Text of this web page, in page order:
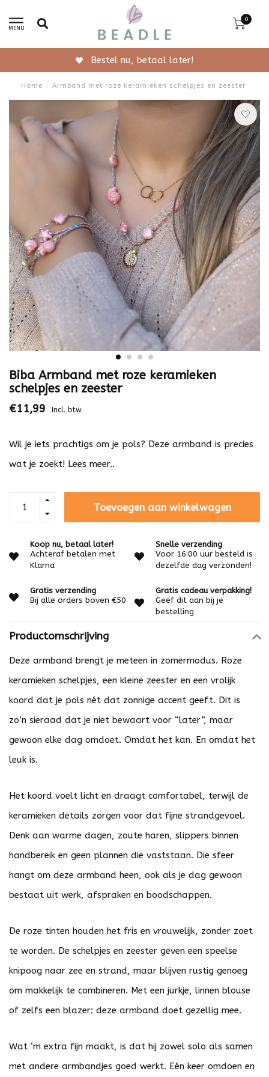
MENU
0
Gratis verzending vanaf 50,-
Home / Armband met roze keramieken schelpjes en zeester
Biba Armband met roze keramieken
schelpjes en zeester
€11,99 Incl. btw
Wil je iets prachtigs om je pols? Deze armband is precies
wat je zoekt! Lees meer..
Toevoegen aan winkelwagen
Koop nu, betaal later!
Achteraf betalen met
Klarna
Snelle verzending
Voor 16:00 uur besteld is
dezelfde dag verzonden!
Gratis verzending
Bij alle orders boven €50
Gratis cadeau verpakking!
Geef dit aan bij je
bestelling
Productomschrijving
Deze armband brengt je meteen in zomermodus. Roze
keramieken schelpjes, een kleine zeester en een vrolijk
koord dat je pols nét dat zonnige accent geeft. Dit is
zo’n sieraad dat je niet bewaart voor “later”, maar
gewoon elke dag omdoet. Omdat het kan. En omdat het
leuk is.
Het koord voelt licht en draagt comfortabel, terwijl de
keramieken details zorgen voor dat fijne strandgevoel.
Denk aan warme dagen, zoute haren, slippers binnen
handbereik en geen plannen die vaststaan. Die sfeer
hangt om deze armband heen, ook als je dag gewoon
bestaat uit werk, afspraken en boodschappen.
De roze tinten houden het fris en vrouwelijk, zonder zoet
te worden. De schelpjes en zeester geven een speelse
knipoog naar zee en strand, maar blijven rustig genoeg
om makkelijk te combineren. Met een jurkje, linnen blouse
of zelfs een blazer: deze armband doet gezellig mee.
Wat ‘m extra fijn maakt, is dat hij zowel solo als samen
met andere armbandjes goed werkt. Eén keer omdoen en